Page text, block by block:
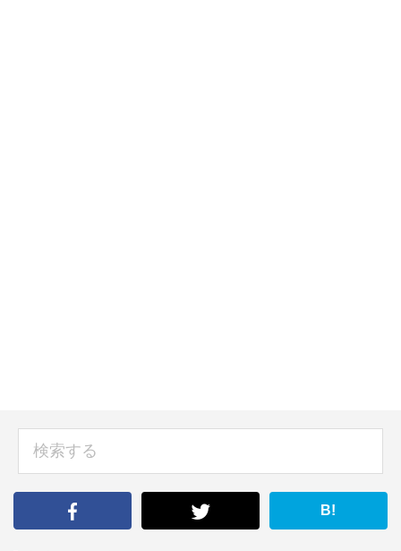
B!